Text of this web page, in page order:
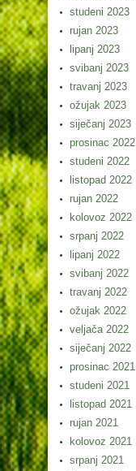
studeni 2023
rujan 2023
lipanj 2023
svibanj 2023
travanj 2023
ožujak 2023
siječanj 2023
prosinac 2022
studeni 2022
listopad 2022
rujan 2022
kolovoz 2022
srpanj 2022
lipanj 2022
svibanj 2022
travanj 2022
ožujak 2022
veljača 2022
siječanj 2022
prosinac 2021
studeni 2021
listopad 2021
rujan 2021
kolovoz 2021
srpanj 2021